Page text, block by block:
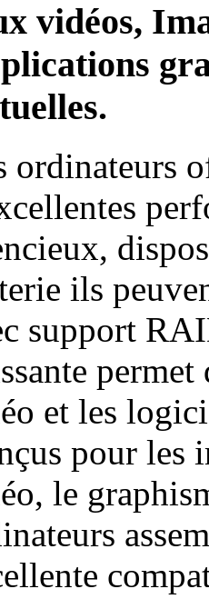
vidéos,
ordinateurs
ils
support
permet
et les
pour les
le